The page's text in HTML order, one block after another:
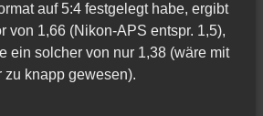
auf 5:4 festgelegt habe, ergibt
von 1,66 (Nikon-APS entspr. 1,5),
ein solcher von nur 1,38 (wäre mit
zu knapp gewesen).